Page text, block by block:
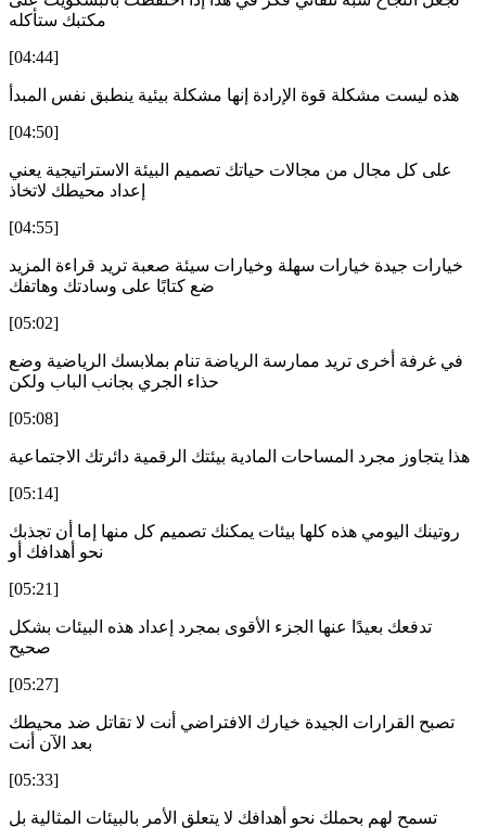
مكتبك ستأكله
[04:44]
هذه ليست مشكلة قوة الإرادة إنها مشكلة بيئية ينطبق نفس المبدأ
[04:50]
على كل مجال من مجالات حياتك تصميم البيئة الاستراتيجية يعني
إعداد محيطك لاتخاذ
[04:55]
خيارات جيدة خيارات سهلة وخيارات سيئة صعبة تريد قراءة المزيد
ضع كتابًا على وسادتك وهاتفك
[05:02]
في غرفة أخرى تريد ممارسة الرياضة تنام بملابسك الرياضية وضع
حذاء الجري بجانب الباب ولكن
[05:08]
هذا يتجاوز مجرد المساحات المادية بيئتك الرقمية دائرتك الاجتماعية
[05:14]
روتينك اليومي هذه كلها بيئات يمكنك تصميم كل منها إما أن تجذبك
نحو أهدافك أو
[05:21]
تدفعك بعيدًا عنها الجزء الأقوى بمجرد إعداد هذه البيئات بشكل
صحيح
[05:27]
تصبح القرارات الجيدة خيارك الافتراضي أنت لا تقاتل ضد محيطك
بعد الآن أنت
[05:33]
تسمح لهم بحملك نحو أهدافك لا يتعلق الأمر بالبيئات المثالية بل